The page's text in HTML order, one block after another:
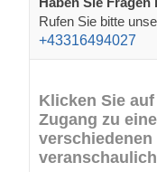
Rufen Sie bitte
+43316494027
Klicken Sie
Zugang zu